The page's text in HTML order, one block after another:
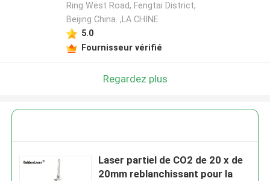
Ring West Road, Fengtai District,
Beijing China. ,LA CHINE
5.0
Fournisseur vérifié
Regardez plus
Laser partiel de CO2 de 20 x de
20mm reblanchissant pour la